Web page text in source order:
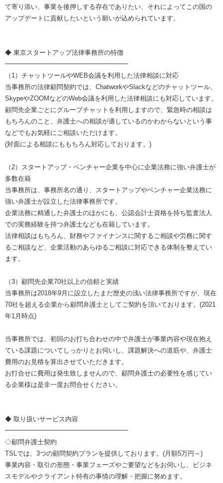
て寄り添い、事業を後押しする存在でありたい、それによってこの国の
アップデートに貢献したいという願いが込められています。
◆ 東京スタートアップ法律事務所の特徴
━━━━━━━━━━━━━━━━━━━
（1）チャットツールやWEB会議を利用した法律相談に対応
当事務所の法律顧問契約では、ChatworkやSlackなどのチャットツール、
SkypeやZOOMなどのWeb会議を利用した法律相談にも対応しています。
顧問先企業ごとにグループチャットを利用しますので、緊急時の相談は
もちろんのこと、弁護士への相談が適しているのかわからないという事
などでもお気軽にご相談いただけます。
(対面による相談にももちろん対応しております。)
（2）スタートアップ・ベンチャー企業を中心に企業法務に強い弁護士が
多数在籍
当事務所は、事務所名の通り、スタートアップやベンチャー企業法務に
強い弁護士が設立した法律事務所です。
企業法務に精通した弁護士のほかにも、公認会計士資格を持ち監査法人
での実務経験を持つ弁護士なども在籍しています。
法律相談はもちろん、財務やファイナンスに関するご相談や労務に関す
るご相談など、企業活動のあらゆるご相談に対応できる体制を整えてい
ます。
（3）顧問先企業70社以上の信頼と実績
当事務所は2018年9月に設立したまだ歴史の浅い法律事務所ですが、現在
70社を超える企業から顧問弁護士としてご契約を頂いております。(2021
年1月時点)
当事務所では、初回のお打ち合わせの中で弁護士が事業内容や現在抱え
ている課題についてしっかりとお伺いし、課題解決への道筋や、弁護士
費用のお見積を算出させていただきます。
お打合せに費用は発生致しませんので、顧問弁護士の必要性を感じてい
る企業様は是非一度お問合せください。
◆ 取り扱いサービス内容
━━━━━━━━━━━━━━━━━━━
◇顧問弁護士契約
TSLでは、3つの顧問契約プランを提供しております。(月額5万円～)
事業内容・取引の形態・事業フェーズやご要望などをお伺いし、ビジネ
スモデルやクライアント特有の事情の理解・把握に努めます。